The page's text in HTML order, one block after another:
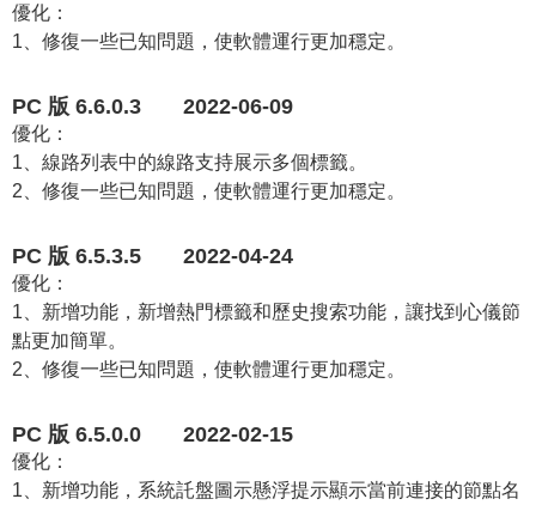
優化：
1、修復一些已知問題，使軟體運行更加穩定。
PC 版 6.6.0.3 2022-06-09
優化：
1、線路列表中的線路支持展示多個標籤。
2、修復一些已知問題，使軟體運行更加穩定。
PC 版 6.5.3.5 2022-04-24
優化：
1、新增功能，新增熱門標籤和歷史搜索功能，讓找到心儀節
點更加簡單。
2、修復一些已知問題，使軟體運行更加穩定。
PC 版 6.5.0.0 2022-02-15
優化：
1、新增功能，系統託盤圖示懸浮提示顯示當前連接的節點名